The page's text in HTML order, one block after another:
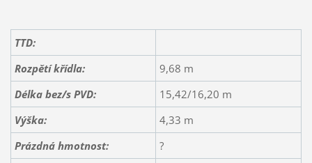
TTD:
Rozpětí křídla:
9,68 m
Délka bez/s PVD:
15,42/16,20 m
Výška:
4,33 m
Prázdná hmotnost:
?